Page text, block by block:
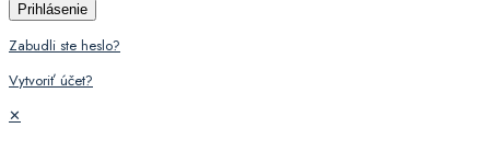
Prihlásenie
Zabudli ste heslo?
Vytvoriť účet?
✕